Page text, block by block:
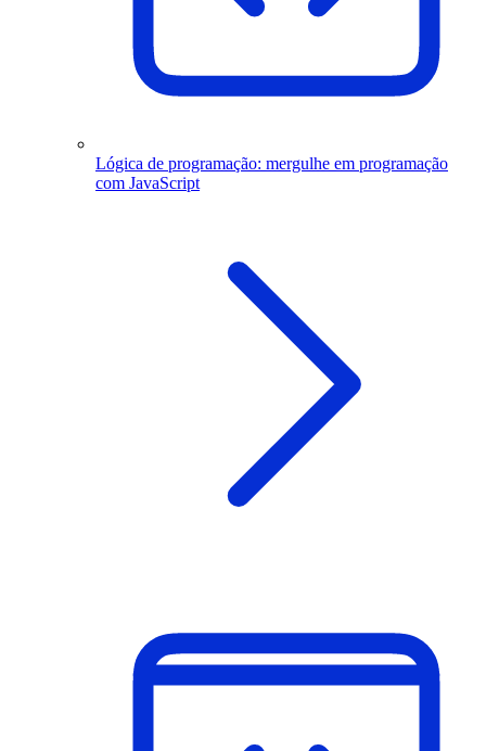
Lógica de programação: mergulhe em programação
com JavaScript